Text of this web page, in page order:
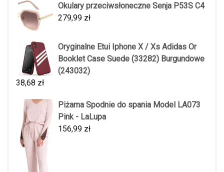
Okulary przeciwsłoneczne Senja P53S C4
279,99 zł
Oryginalne Etui Iphone X / Xs Adidas Or
Booklet Case Suede (33282) Burgundowe
(243032)
38,68 zł
Piżama Spodnie do spania Model LA073
Pink - LaLupa
156,99 zł